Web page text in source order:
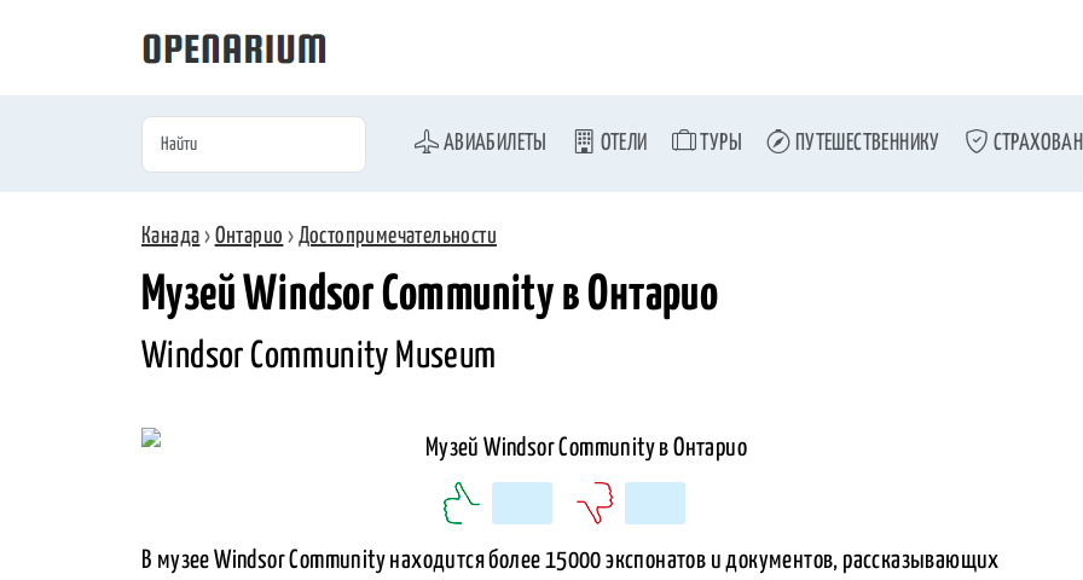
АВИАБИЛЕТЫ ОТЕЛИ ТУРЫ ПУТЕШЕСТВЕННИКУ
Канада › Онтарио › Достопримечательности
Музей Windsor Community в Онтарио
Windsor Community Museum
В музее Windsor Community находится более 15000 экспонатов и документов, рассказывающих